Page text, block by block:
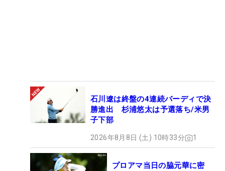
石川遼は終盤の4連続バーディで決
勝進出 杉浦悠太は予選落ち/米男
子下部
2026年8月8日 (土) 10時33分 1
プロアマ当日の脇元華に密